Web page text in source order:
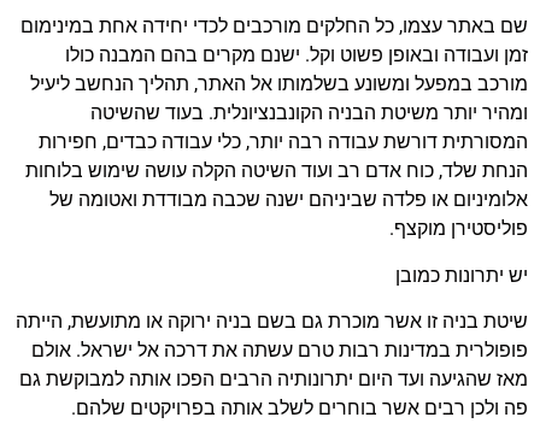
שם באתר עצמו, כל החלקים מורכבים לכדי יחידה אחת במינימום
זמן ועבודה ובאופן פשוט וקל. ישנם מקרים בהם המבנה כולו
מורכב במפעל ומשונע בשלמותו אל האתר, תהליך הנחשב ליעיל
ומהיר יותר משיטת הבניה הקונבנציונלית. בעוד שהשיטה
המסורתית דורשת עבודה רבה יותר, כלי עבודה כבדים, חפירות
הנחת שלד, כוח אדם רב ועוד השיטה הקלה עושה שימוש בלוחות
אלומיניום או פלדה שביניהם ישנה שכבה מבודדת ואטומה של
פוליסטירן מוקצף.
יש יתרונות כמובן
שיטת בניה זו אשר מוכרת גם בשם בניה ירוקה או מתועשת, הייתה
פופולרית במדינות רבות טרם עשתה את דרכה אל ישראל. אולם
מאז שהגיעה ועד היום יתרונותיה הרבים הפכו אותה למבוקשת גם
פה ולכן רבים אשר בוחרים לשלב אותה בפרויקטים שלהם.